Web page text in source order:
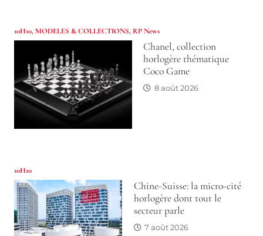
10H10,MODELES & COLLECTIONS, RP News
Chanel, collection
horlogère thématique
Coco Game
8 août 2026
10H10
Chine-Suisse: la micro-cité
horlogère dont tout le
secteur parle
7 août 2026